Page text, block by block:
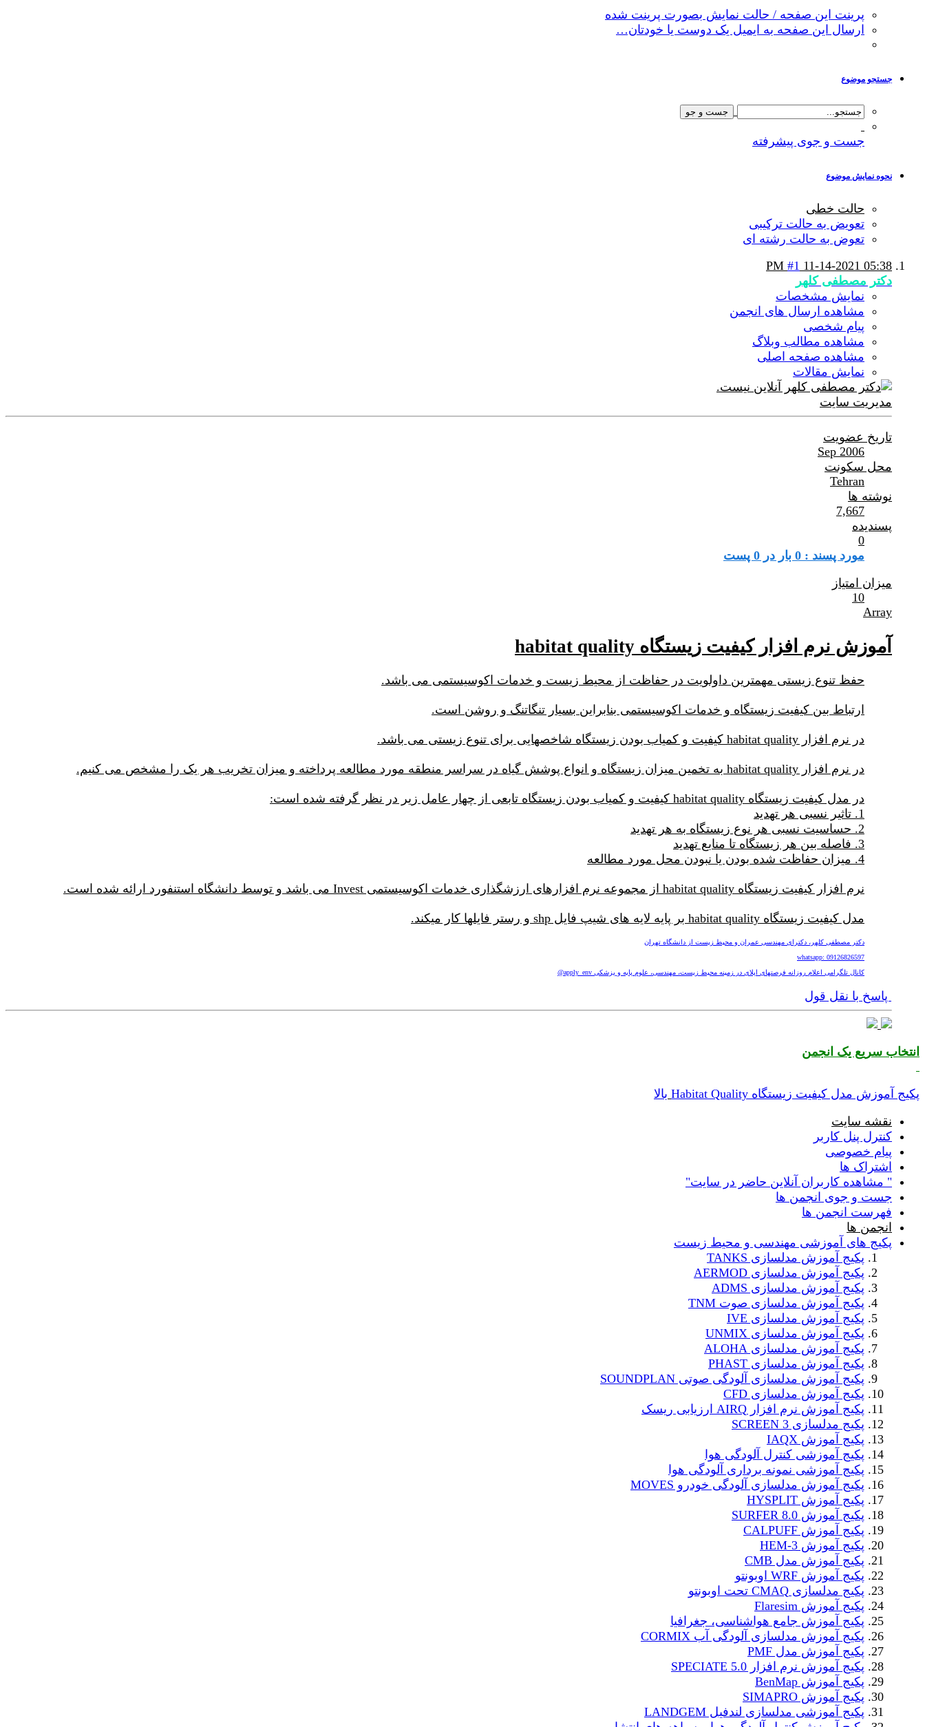
پرینت این صفحه / حالت نمایش بصورت پرینت شده
ارسال این صفحه به ایمیل یک دوست یا خودتان…
جستجو موضوع
جست و جوی پیشرفته
نحوه نمایش موضوع
حالت خطی
تعویض به حالت ترکیبی
تعوض به حالت رشته ای
11-14-2021 05:38 PM
#1
دکتر مصطفی کلهر
نمایش مشخصات
مشاهده ارسال های انجمن
پیام شخصی
مشاهده مطالب وبلاگ
مشاهده صفحه اصلی
نمایش مقالات
مدیریت سایت
تاریخ عضویت
Sep 2006
محل سکونت
Tehran
نوشته ها
7,667
پسندیده
0
مورد پسند : 0 بار در 0 پست
میزان امتیاز
10
Array
آموزش نرم افزار کیفیت زیستگاه habitat quality
حفظ تنوع زیستی مهمترین داولویت در حفاظت از محیط زیست و خدمات اکوسیستمی می باشد.
ارتباط بین کیفیت زیستگاه و خدمات اکوسیستمی بنابراین بسیار تنگاتنگ و روشن است.
در نرم افزار habitat quality کیفیت و کمیاب بودن زیستگاه شاخصهایی برای تنوع زیستی می باشد.
در نرم افزار habitat quality به تخمین میزان زیستگاه و انواع پوشش گیاه در سراسر منطقه مورد مطالعه پرداخته و میزان تخریب هر یک را مشخص می کنیم.
در مدل کیفیت زیستگاه habitat quality کیفیت و کمیاب بودن زیستگاه تابعی از چهار عامل زیر در نظر گرفته شده است:
1. تاثیر نسبی هر تهدید
2. حساسیت نسبی هر نوع زیستگاه به هر تهدید
3. فاصله بین هر زیستگاه تا منابع تهدید
4. میزان حفاظت شده بودن یا نبودن محل مورد مطالعه
نرم افزار کیفیت زیستگاه habitat quality از مجموعه نرم افزارهای ارزشگذاری خدمات اکوسیستمی Invest می باشد و توسط دانشگاه استنفورد ارائه شده است.
مدل کیفیت زیستگاه habitat quality بر پایه لایه های شیپ فایل shp و رستر فایلها کار میکند.
دکتر مصطفی کلهر، دکترای مهندسی عمران و محیط زیست از دانشگاه تهران
whatsapp: 09126826597
کانال تلگرامی اعلام روزانه فرصتهای اپلای در زمینه محیط زیست، مهندسی، علوم پایه و پزشکی apply_env@
پاسخ با نقل قول
انتخاب سریع یک انجمن
پکیج آموزش مدل کیفیت زیستگاه Habitat Quality
بالا
نقشه سایت
کنترل پنل کاربر
پیام خصوصی
اشتراک ها
" مشاهده کاربران آنلاین حاضر در سایت"
جست و جوی انجمن ها
فهرست انجمن ها
انجمن ها
پکیج های آموزشی مهندسی و محیط زیست
پکیج آموزش مدلسازی TANKS
پکیج آموزش مدلسازی AERMOD
پکیج آموزش مدلسازی ADMS
پکیج آموزش مدلسازی صوت TNM
پکیج آموزش مدلسازی IVE
پکیج آموزش مدلسازی UNMIX
پکیج آموزش مدلسازی ALOHA
پکیج آموزش مدلسازی PHAST
پکیج آموزش مدلسازی آلودگی صوتی SOUNDPLAN
پکیج آموزش مدلسازی CFD
پکیج آموزش نرم افزار AIRQ ارزیابی ریسک
پکیج مدلسازی SCREEN 3
پکیج آموزش IAQX
پکیج آموزشی کنترل آلودگی هوا
پکیج آموزشی نمونه برداری آلودگی هوا
پکیج آموزش مدلسازی آلودگی خودرو MOVES
پکیج آموزش HYSPLIT
پکیج آموزش SURFER 8.0
پکیج آموزش CALPUFF
پکیج آموزش HEM-3
پکیج آموزش مدل CMB
پکیج آموزش WRF اوبونتو
پکیج مدلسازی CMAQ تحت اوبونتو
پکیج آموزش Flaresim
پکیج آموزش جامع هواشناسی، جغرافیا
پکیج آموزش مدلسازی آلودگی آب CORMIX
پکیج آموزش مدل PMF
پکیج آموزش نرم افزار SPECIATE 5.0
پکیج آموزش BenMap
پکیج آموزش SIMAPRO
پکیج آموزشی مدلسازی لندفیل LANDGEM